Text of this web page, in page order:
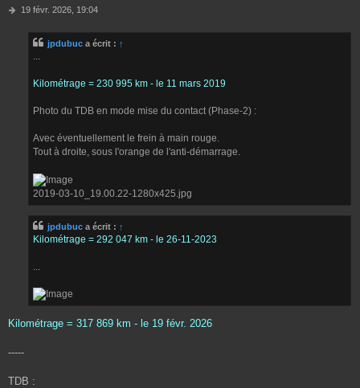
M19 févr. 2026, 19:04
jpdubuc a écrit : ↑
...
Kilométrage = 230 995 km - le 11 mars 2019
Photo du TDB en mode mise du contact (Phase-2) :
Avec éventuellement le frein à main rouge.
Tout à droite, sous l'orange de l'anti-démarrage.
2019-03-10_19.00.22-1280x425.jpg
jpdubuc a écrit : ↑
Kilométrage = 292 047 km - le 26-11-2023
...
Kilométrage = 317 869 km - le 19 févr. 2026
-----
TDB :